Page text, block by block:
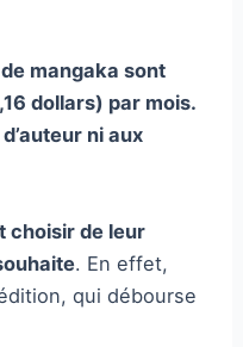
mangaka sont
dollars) par mois.
ni aux
choisir de leur
. En effet,
qui débourse